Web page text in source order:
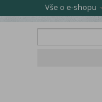
Vše o e-shopu